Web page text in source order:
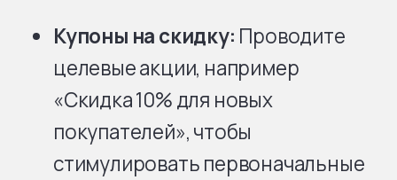
Купоны на скидку: Проводите
целевые акции, например
«Скидка 10% для новых
покупателей», чтобы
стимулировать первоначальные